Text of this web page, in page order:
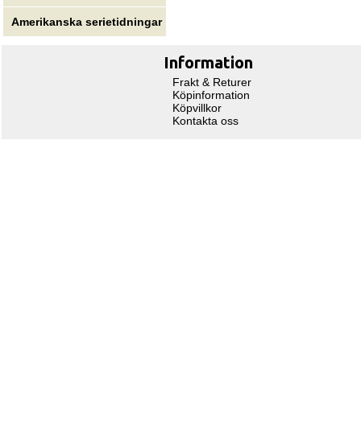
Amerikanska serietidningar
Information
Frakt & Returer
Köpinformation
Köpvillkor
Kontakta oss